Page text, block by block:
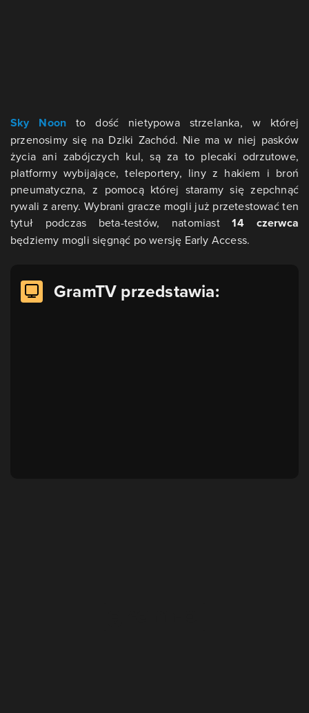
Sky Noon to dość nietypowa strzelanka, w której
przenosimy się na Dziki Zachód. Nie ma w niej pasków
życia ani zabójczych kul, są za to plecaki odrzutowe,
platformy wybijające, teleportery, liny z hakiem i broń
pneumatyczna, z pomocą której staramy się zepchnąć
rywali z areny. Wybrani gracze mogli już przetestować ten
tytuł podczas beta-testów, natomiast14 czerwca
będziemy mogli sięgnąć po wersję Early Access.
GramTV przedstawia: